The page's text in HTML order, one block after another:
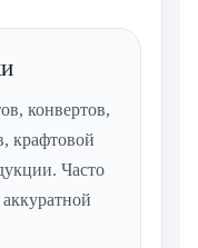
конвертов,
крафтовой
Часто